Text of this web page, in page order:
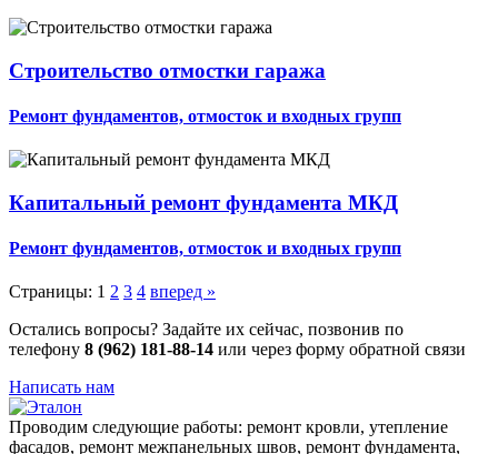
Строительство отмостки гаража
Ремонт фундаментов, отмосток и входных групп
Капитальный ремонт фундамента МКД
Ремонт фундаментов, отмосток и входных групп
Страницы: 1 2 3 4 вперед »
Остались вопросы? Задайте их сейчас, позвонив по
телефону 8 (962) 181-88-14 или через форму обратной связи
Написать нам
Проводим следующие работы: ремонт кровли, утепление
фасадов, ремонт межпанельных швов, ремонт фундамента,